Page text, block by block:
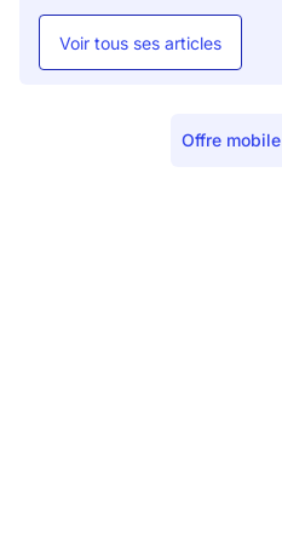
Voir tous ses articles
Offre mobile